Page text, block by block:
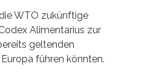
WTO zukünftige
Alimentarius zur
geltenden
führen könnten.